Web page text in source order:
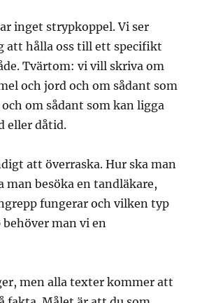
inget strypkoppel. Vi ser
att hålla oss till ett specifikt
Tvärtom: vi vill skriva om
och jord och om sådant som
om sådant som kan ligga
eller dåtid.
att överraska. Hur ska man
man besöka en tandläkare,
fungerar och vilken typ
man vi en
men alla texter kommer att